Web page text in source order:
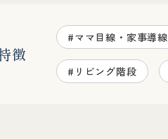
徴
#ママ目線・家事導線
#リビング階段